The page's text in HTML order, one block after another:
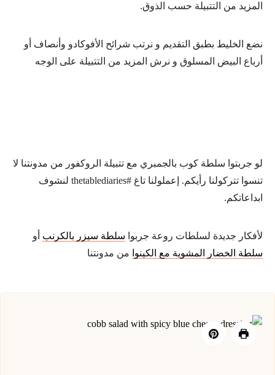
المزيد من التتبيلة حسب الذوق.
نضع الخليط بطبق التقديم و نرتب شرائح الأفوكادو وأنصاف أو
أرباع البيض المسلوق و نرش المزيد من التتبيلة على الوجه
لو جربتوا سلطة كوب بالجمبري مع تتبيلة الروكفور من مدونتنا لا
تنسوا تتركولنا رأيكم. إعملولنا تاغ #thetablediaries لنشوف
ابداعاتكم.
لأفكار جديدة لسلطات روعة جربوا سلطة سيزر بالكرنب أو
سلطة الخضار المشوية مع الكينوا من مدونتنا